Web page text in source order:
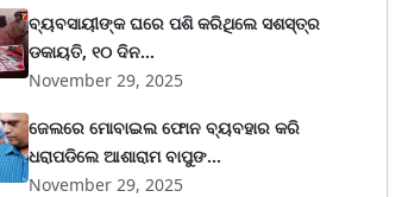
ବ୍ୟବସାୟୀଙ୍କ ଘରେ ପଶି କରିଥିଲେ ସଶସ୍ତ୍ର
ଡକାୟତି, ୧୦ ଦିନ...
November 29, 2025
ଜେଲରେ ମୋବାଇଲ ଫୋନ ବ୍ୟବହାର କରି
ଧରାପଡିଲେ ଆଶାରାମ ବାପୁଙ...
November 29, 2025